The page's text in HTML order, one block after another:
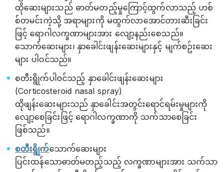
ထို​ဆေးများသည် ဓာတ်မတည့်မှု​ကြောင့်ထွက်လာသည့် ဟစ်
စ်တမင်းကဲ့သို့ အရာများကို မထွက်လာ​အောင်တားဆီးခြင်း
ဖြင့် ရောဂါလက္ခဏာများအား လျော့နည်းစေသည်။
‌သောက်ဆေးများ၊ နှာခေါင်းဖျန်းဆေးများနှင့် မျက်စဥ်းဆေး
များ ပါဝင်သည်။
စတီးရွိုက်ပါဝင်သည့် နှာ​​ခေါင်းဖျန်း​ဆေးများ
(Corticosteroid nasal spray)
ထိုဖျန်း​ဆေးများသည် နှာခေါင်းအတွင်း​ရောင်ရမ်းမှုများကို​
လျော့​စေခြင်းဖြင့် ​ရောဂါလက္ခဏာကို သက်သာ​စေခြင်း
ဖြစ်သည်။
စတီးရွိုက်သောက်ဆေးများ
ပြင်းထန်သောဓာတ်မတည့်သည့် လက္ခဏာများအား သက်သာ